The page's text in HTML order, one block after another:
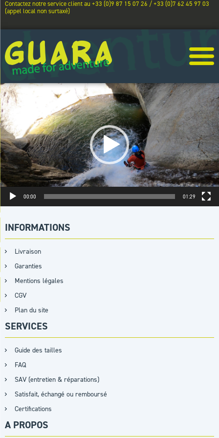
Contactez notre service client au +33 (0)9 87 15 07 26 / +33 (0)7 62 45 97 03
(appel local non surtaxé)
Lecteur
vidéo
00:00 01:29
INFORMATIONS
Livraison
Garanties
Mentions légales
CGV
Plan du site
SERVICES
Guide des tailles
FAQ
SAV (entretien & réparations)
Satisfait, échangé ou remboursé
Certifications
A PROPOS